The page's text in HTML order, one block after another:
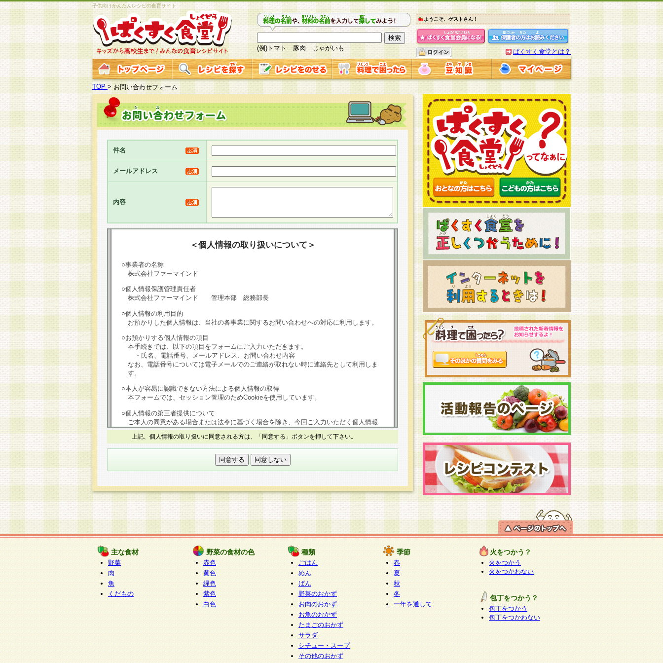
子供向けかんたんレシピの食育サイト
(例)トマト 豚肉 じゃがいも
ようこそ、ゲストさん！
ぱくすく食堂とは？
TOP >お問い合わせフォーム
件名
メールアドレス
内容
＜個人情報の取り扱いについて＞
○事業者の名称
株式会社ファーマインド
○個人情報保護管理責任者
株式会社ファーマインド 管理本部 総務部長
○個人情報の利用目的
お預かりした個人情報は、当社の各事業に関するお問い合わせへの対応に利用します。
○お預かりする個人情報の項目
本手続きでは、以下の項目をフォームにご入力いただきます。
・氏名、電話番号、メールアドレス、お問い合わせ内容
なお、電話番号については電子メールでのご連絡が取れない時に連絡先として利用しま
す。
○本人が容易に認識できない方法による個人情報の取得
本フォームでは、セッション管理のためCookieを使用しています。
○個人情報の第三者提供について
ご本人の同意がある場合または法令に基づく場合を除き、今回ご入力いただく個人情報
は第三者に提供しません。
個人情報の取り扱いを外部に委託する場合は、当社が規定する個人情報管理基準を満た
す企業を選定して委託を行い、適切な取り扱いが行われるよう監督します。
本人からの求めにより、当社が本件により取得した開示対象個人情報の利用目的の通
知・開示・内容の訂正・追加または削除・利用の停止・消去及び第三者への提供の禁止
（以下、総称して「開示等」といいます。）に応じます。
開示等に応じる窓口は以下になります。
ぱくすく食堂個人情報お客様相談窓口
paku-info@pakusuku.com
個人情報を与えることは任意ですが、個人情報の取扱いについて同意をいただけない場
合には、当社のサービスの提供、お客様からのお問い合わせ・ご相談への対応ができな
い場合がございますのでご了承ください。
上記、個人情報の取り扱いに同意される方は、「同意する」ボタンを押して下さい。
主な食材
野菜
肉
魚
くだもの
野菜の食材の色
赤色
黄色
緑色
紫色
白色
種類
ごはん
めん
ぱん
野菜のおかず
お肉のおかず
お魚のおかず
たまごのおかず
サラダ
シチュー・スープ
その他のおかず
季節
春
夏
秋
冬
一年を通して
火をつかう？
火をつかう
火をつかわない
包丁をつかう？
包丁をつかう
包丁をつかわない